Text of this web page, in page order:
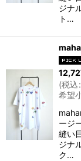
ジナ
ト…
(税込:
希望
ージ
縫い
ジナ
ク…